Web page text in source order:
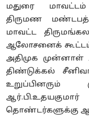
மதுரை
திருமண
மாவட்ட
ஆலோசனைக் கூட்டம்
அதிமுக
திண்டுக்கல்
உறுப்பினரும்
தொண்டர்களுக்கு